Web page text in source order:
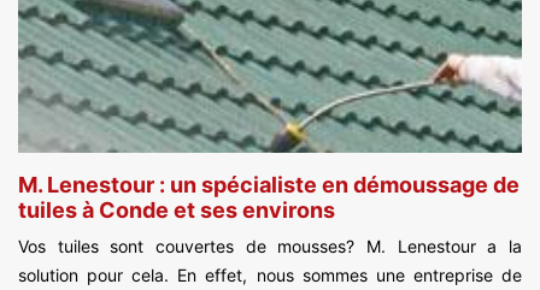
M. Lenestour : un spécialiste en démoussage de
tuiles à Conde et ses environs
Vos tuiles sont couvertes de mousses? M. Lenestour a la
solution pour cela. En effet, nous sommes une entreprise de